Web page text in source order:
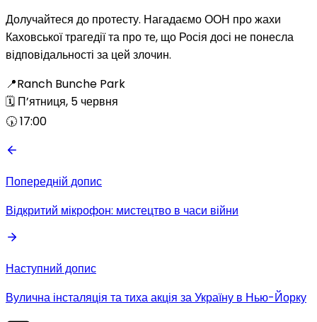
Долучайтеся до протесту. Нагадаємо ООН про жахи
Каховської трагедії та про те, що Росія досі не понесла
відповідальності за цей злочин.
📍Ranch Bunche Park
🗓️ П’ятниця, 5 червня
🕠 17:00
Попередній допис
Відкритий мікрофон: мистецтво в часи війни
Наступний допис
Вулична інсталяція та тиха акція за Україну в Нью-Йорку